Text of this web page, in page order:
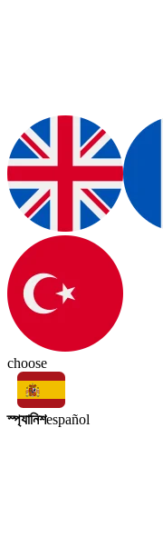
choose
স্প্যানিশespañol